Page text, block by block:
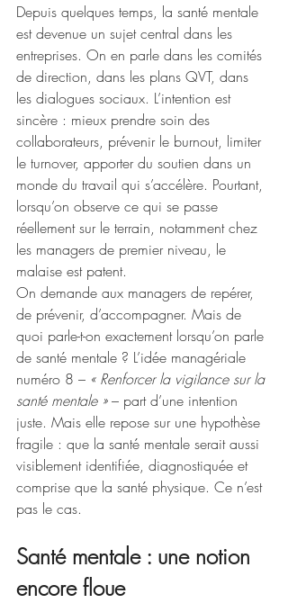
Depuis quelques temps, la santé mentale
est devenue un sujet central dans les
entreprises. On en parle dans les comités
de direction, dans les plans QVT, dans
les dialogues sociaux. L’intention est
sincère : mieux prendre soin des
collaborateurs, prévenir le burnout, limiter
le turnover, apporter du soutien dans un
monde du travail qui s’accélère. Pourtant,
lorsqu’on observe ce qui se passe
réellement sur le terrain, notamment chez
les managers de premier niveau, le
malaise est patent.
On demande aux managers de repérer,
de prévenir, d’accompagner. Mais de
quoi parle-t-on exactement lorsqu’on parle
de santé mentale ? L’idée managériale
numéro 8 – « Renforcer la vigilance sur la
santé mentale » – part d’une intention
juste. Mais elle repose sur une hypothèse
fragile : que la santé mentale serait aussi
visiblement identifiée, diagnostiquée et
comprise que la santé physique. Ce n’est
pas le cas.
Santé mentale : une notion
encore floue